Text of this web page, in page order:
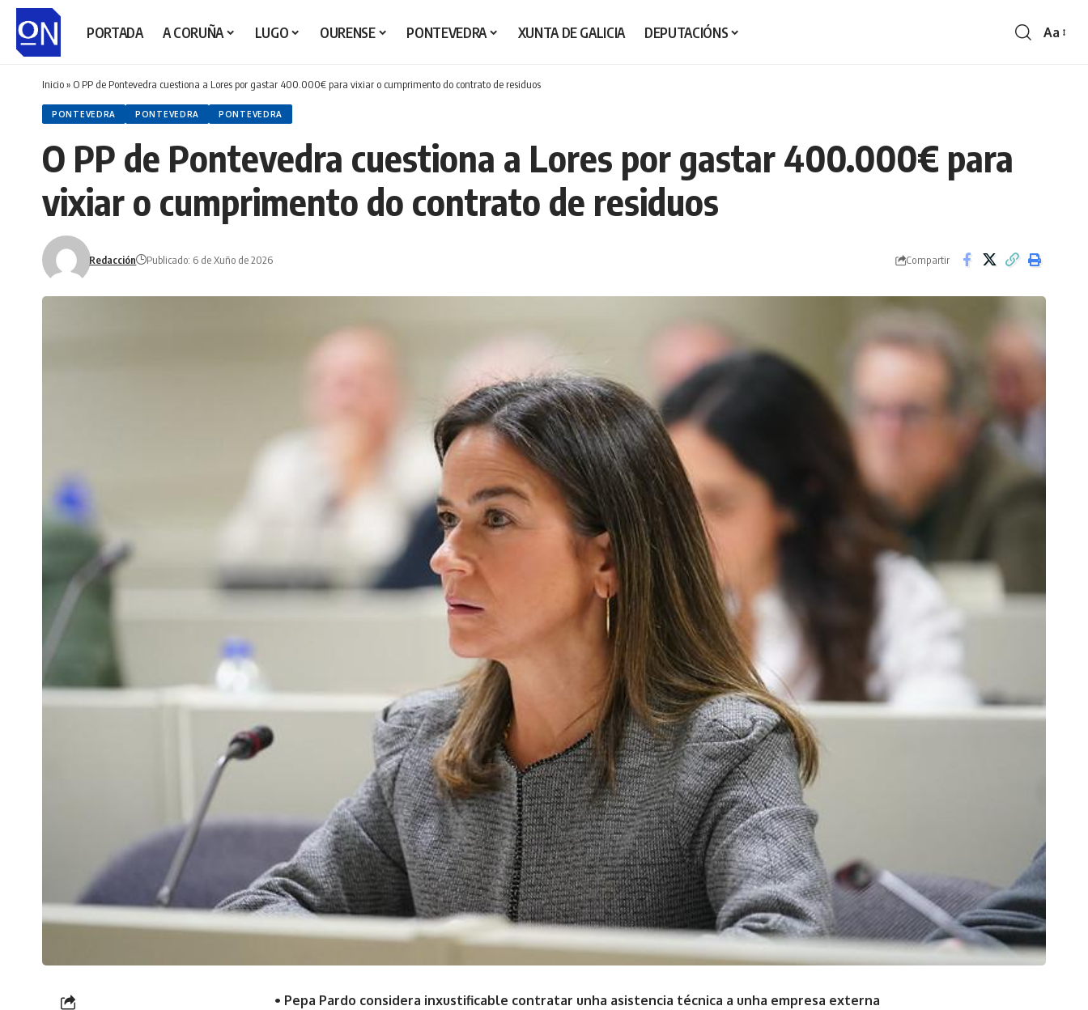
PORTADA A CORUÑA LUGO OURENSE PONTEVEDRA XUNTA DE GALICIA DEPUTACIÓNS Aa
Inicio» O PP de Pontevedra cuestiona a Lores por gastar 400.000€ para vixiar o cumprimento do contrato de residuos
PONTEVEDRA PONTEVEDRA PONTEVEDRA
O PP de Pontevedra cuestiona a Lores por gastar 400.000€ para
vixiar o cumprimento do contrato de residuos
Redacción Publicado: 6 de Xuño de 2026 Compartir
• Pepa Pardo considera inxustificable contratar unha asistencia técnica a unha empresa externa